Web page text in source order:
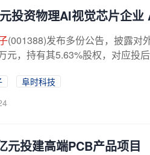
投资物理AI视觉芯片企业
(001388)发布多份公告，披露对
元，持有其5.63%股权，对应投
阜时科技
元投建高端PCB产品项目